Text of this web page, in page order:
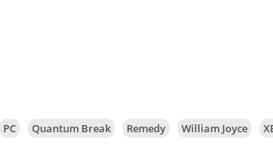
PC Quantum Break Remedy William Joyce